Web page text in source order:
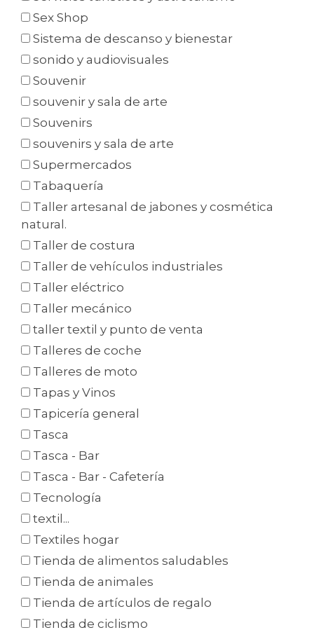
Sex Shop
Sistema de descanso y bienestar
sonido y audiovisuales
Souvenir
souvenir y sala de arte
Souvenirs
souvenirs y sala de arte
Supermercados
Tabaquería
Taller artesanal de jabones y cosmética
natural.
Taller de costura
Taller de vehículos industriales
Taller eléctrico
Taller mecánico
taller textil y punto de venta
Talleres de coche
Talleres de moto
Tapas y Vinos
Tapicería general
Tasca
Tasca - Bar
Tasca - Bar - Cafetería
Tecnología
textil...
Textiles hogar
Tienda de alimentos saludables
Tienda de animales
Tienda de artículos de regalo
Tienda de ciclismo